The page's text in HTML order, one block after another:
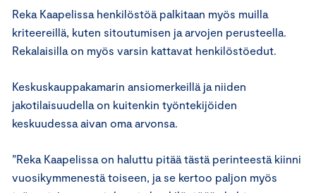
Reka Kaapelissa henkilöstöä palkitaan myös muilla
kriteereillä, kuten sitoutumisen ja arvojen perusteella.
Rekalaisilla on myös varsin kattavat henkilöstöedut.
Keskuskauppakamarin ansiomerkeillä ja niiden
jakotilaisuudella on kuitenkin työntekijöiden
keskuudessa aivan oma arvonsa.
”Reka Kaapelissa on haluttu pitää tästä perinteestä kiinni
vuosikymmenestä toiseen, ja se kertoo paljon myös